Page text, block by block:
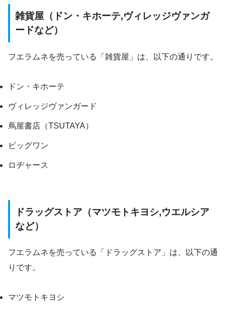
雑貨屋（ドン・キホーテ,ヴィレッジヴァンガ
ードなど）
フエラムネを売っている「雑貨屋」は、以下の通りです。
ドン・キホーテ
ヴィレッジヴァンガード
蔦屋書店（TSUTAYA）
ビッグワン
ロヂャース
ドラッグストア（マツモトキヨシ,ウエルシア
など）
フエラムネを売っている「ドラッグストア」は、以下の通
りです。
マツモトキヨシ